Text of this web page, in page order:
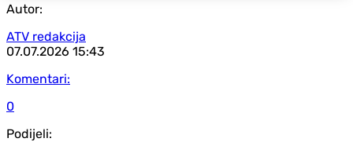
Autor:
ATV redakcija
07.07.2026 15:43
Komentari:
0
Podijeli: